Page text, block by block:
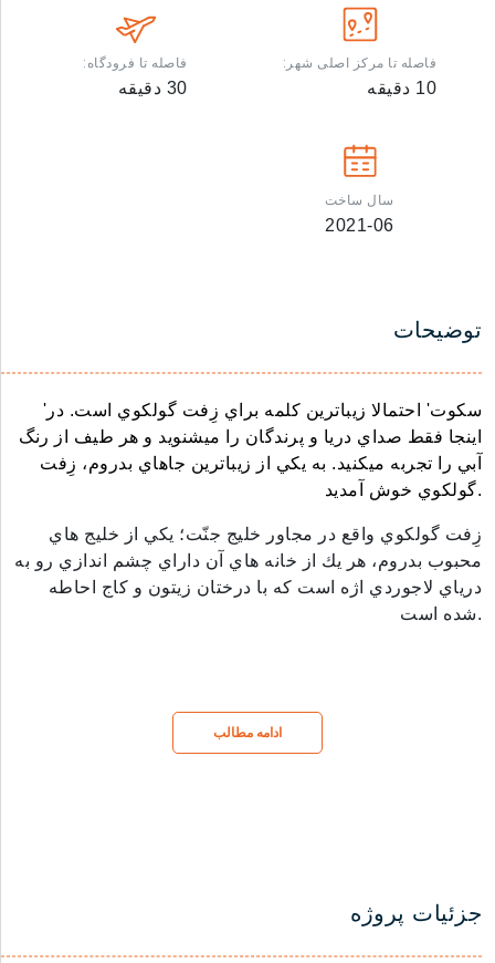
فاصله تا مرکز اصلی شهر:
10 دقیقه
فاصله تا فرودگاه:
30 دقیقه
سال ساخت
2021-06
توضیحات
'سكوت' احتمالا زيباترين كلمه براي زِفت گولكوي است. در
اينجا فقط صداي دريا و پرندگان را ميشنويد و هر طيف از رنگ
آبي را تجربه ميكنيد. به يكي از زيباترين جاهاي بدروم، زِفت
گولكوي خوش آمديد.
زِفت گولكوي واقع در مجاور خليج جنّت؛ يكي از خليج هاي
محبوب بدروم، هر يك از خانه هاي آن داراي چشم اندازي رو به
درياي لاجوردي اژه است كه با درختان زيتون و كاج احاطه
شده است.
ادامه مطالب
جزئیات پروژه